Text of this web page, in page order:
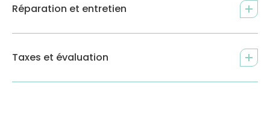
Réparation et entretien
Taxes et évaluation